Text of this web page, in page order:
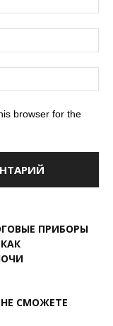
browser for the
ПРИБОРЫ
СМОЖЕТЕ